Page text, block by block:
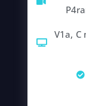
V1a, C